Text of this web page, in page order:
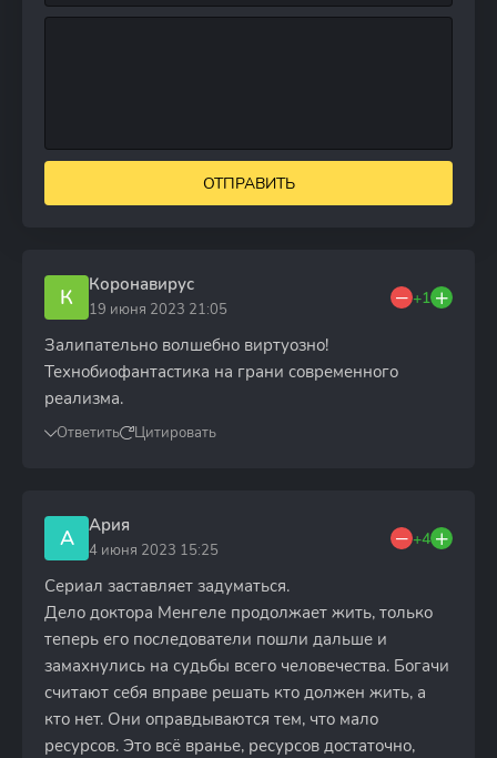
ОТПРАВИТЬ
К Коронавирус
19 июня 2023 21:05
+1
Залипательно волшебно виртуозно!
Технобиофантастика на грани современного
реализма.
Ответить Цитировать
А Ария
4 июня 2023 15:25
+4
Сериал заставляет задуматься.
Дело доктора Менгеле продолжает жить, только
теперь его последователи пошли дальше и
замахнулись на судьбы всего человечества. Богачи
считают себя вправе решать кто должен жить, а
кто нет. Они оправдываются тем, что мало
ресурсов. Это всё вранье, ресурсов достаточно,